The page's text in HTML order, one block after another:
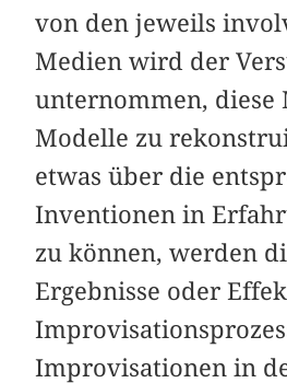
von den jeweils
Medien wird der
unternommen, diese
Modelle zu
etwas über die
Inventionen in
zu können, werden
Ergebnisse oder
Improvisationen in